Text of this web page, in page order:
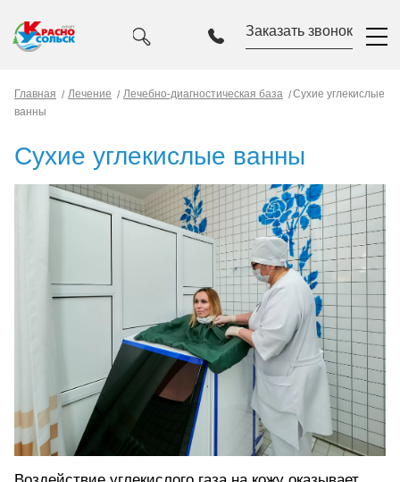
Заказать звонок
Главная Лечение Лечебно-диагностическая база
Сухие углекислые
ванны
Сухие углекислые ванны